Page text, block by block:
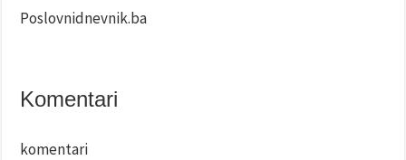
Poslovnidnevnik.ba
Komentari
komentari